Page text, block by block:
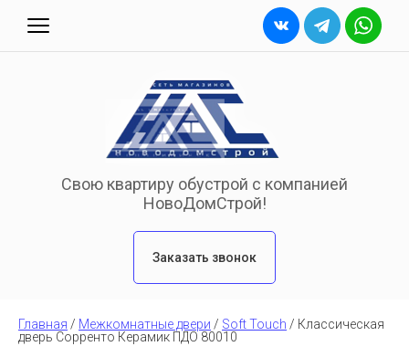
Свою квартиру обустрой с компанией
НовоДомСтрой!
Заказать звонок
Главная / Межкомнатные двери / Soft Touch / Классическая
дверь Сорренто Керамик ПДО 80010